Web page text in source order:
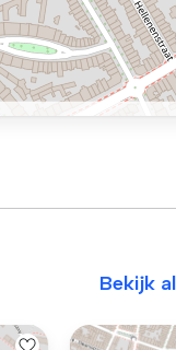
Bekijk